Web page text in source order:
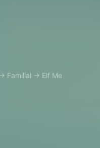
→ Familial → Elf Me